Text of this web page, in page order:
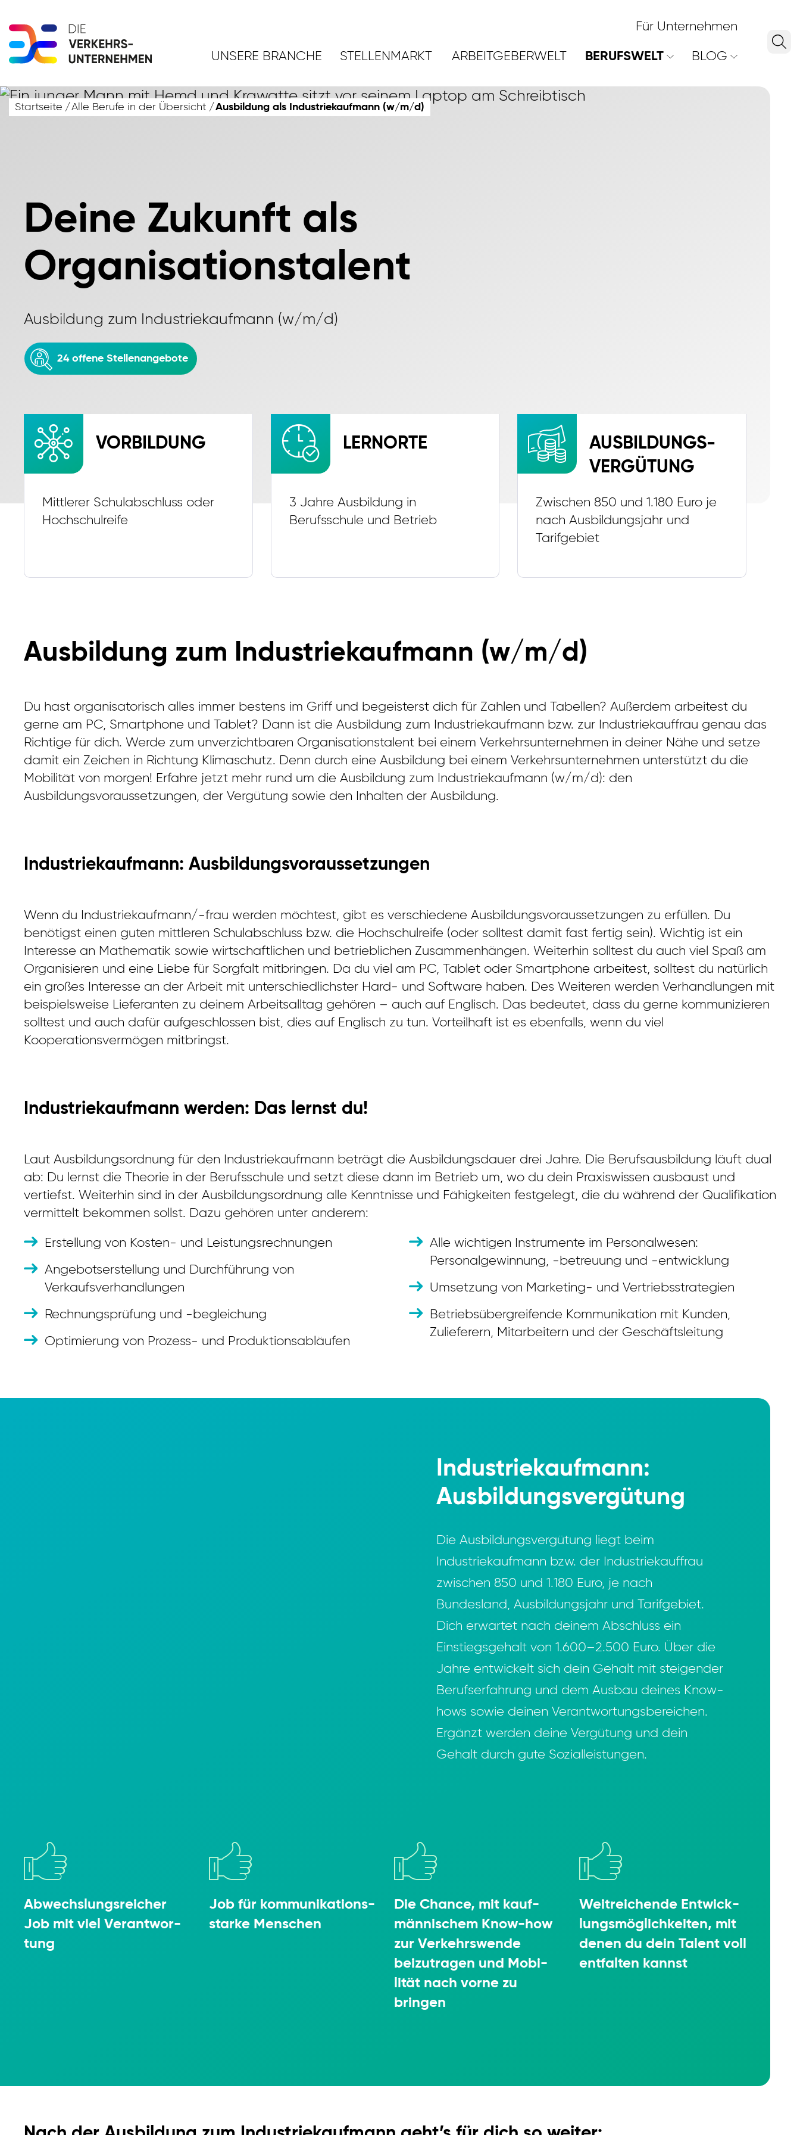
Für Unternehmen
UNSERE BRANCHE STELLENMARKT ARBEITGEBERWELT BERUFSWELT BLOG
Deine Zukunft als
Organisationstalent
Ausbildung zum Industriekaufmann (w/m/d)
24 offene Stellenangebote
VORBILDUNG
Mittlerer Schulabschluss oder
Hochschulreife
LERNORTE
3 Jahre Ausbildung in
Berufsschule und Betrieb
AUSBILDUNGS-
VERGÜTUNG
Zwischen 850 und 1.180 Euro je
nach Ausbildungsjahr und
Tarifgebiet
Startseite Alle Berufe in der Übersicht Ausbildung als Industriekaufmann (w/m/d)
Ausbildung zum Industriekaufmann (w/m/d)
Du hast organisatorisch alles immer bestens im Griff und begeisterst dich für Zahlen und Tabellen? Außerdem arbeitest du
gerne am PC, Smartphone und Tablet? Dann ist die Ausbildung zum Industriekaufmann bzw. zur Industriekauffrau genau das
Richtige für dich. Werde zum unverzichtbaren Organisationstalent bei einem Verkehrsunternehmen in deiner Nähe und setze
damit ein Zeichen in Richtung Klimaschutz. Denn durch eine Ausbildung bei einem Verkehrsunternehmen unterstützt du die
Mobilität von morgen! Erfahre jetzt mehr rund um die Ausbildung zum Industriekaufmann (w/m/d): den
Ausbildungsvoraussetzungen, der Vergütung sowie den Inhalten der Ausbildung.
Industriekaufmann: Ausbildungsvoraussetzungen
Wenn du Industriekaufmann/-frau werden möchtest, gibt es verschiedene Ausbildungsvoraussetzungen zu erfüllen. Du
benötigst einen guten mittleren Schulabschluss bzw. die Hochschulreife (oder solltest damit fast fertig sein). Wichtig ist ein
Interesse an Mathematik sowie wirtschaftlichen und betrieblichen Zusammenhängen. Weiterhin solltest du auch viel Spaß am
Organisieren und eine Liebe für Sorgfalt mitbringen. Da du viel am PC, Tablet oder Smartphone arbeitest, solltest du natürlich
ein großes Interesse an der Arbeit mit unterschiedlichster Hard- und Software haben. Des Weiteren werden Verhandlungen mit
beispielsweise Lieferanten zu deinem Arbeitsalltag gehören – auch auf Englisch. Das bedeutet, dass du gerne kommunizieren
solltest und auch dafür aufgeschlossen bist, dies auf Englisch zu tun. Vorteilhaft ist es ebenfalls, wenn du viel
Kooperationsvermögen mitbringst.
Industriekaufmann werden: Das lernst du!
Laut Ausbildungsordnung für den Industriekaufmann beträgt die Ausbildungsdauer drei Jahre. Die Berufsausbildung läuft dual
ab: Du lernst die Theorie in der Berufsschule und setzt diese dann im Betrieb um, wo du dein Praxiswissen ausbaust und
vertiefst. Weiterhin sind in der Ausbildungsordnung alle Kenntnisse und Fähigkeiten festgelegt, die du während der Qualifikation
vermittelt bekommen sollst. Dazu gehören unter anderem:
Erstellung von Kosten- und Leistungsrechnungen
Angebotserstellung und Durchführung von
Verkaufsverhandlungen
Rechnungsprüfung und -begleichung
Optimierung von Prozess- und Produktionsabläufen
Alle wichtigen Instrumente im Personalwesen:
Personalgewinnung, -betreuung und -entwicklung
Umsetzung von Marketing- und Vertriebsstrategien
Betriebsübergreifende Kommunikation mit Kunden,
Zulieferern, Mitarbeitern und der Geschäftsleitung
Industriekaufmann:
Ausbildungsvergütung
Die Ausbildungsvergütung liegt beim
Industriekaufmann bzw. der Industriekauffrau
zwischen 850 und 1.180 Euro, je nach
Bundesland, Ausbildungsjahr und Tarifgebiet.
Dich erwartet nach deinem Abschluss ein
Einstiegsgehalt von 1.600–2.500 Euro. Über die
Jahre entwickelt sich dein Gehalt mit steigender
Berufserfahrung und dem Ausbau deines Know-
hows sowie deinen Verantwortungsbereichen.
Ergänzt werden deine Vergütung und dein
Gehalt durch gute Sozialleistungen.
Abwechs­lungs­rei­cher
Job mit viel Verant­wor­
tung
Job für kommu­ni­ka­ti­ons­
starke Menschen
Die Chance, mit kauf­
män­ni­schem Know-how
zur Verkehrs­wende
beizu­tragen und Mobi­
lität nach vorne zu
bringen
Weit­rei­chende Entwick­
lungs­mög­lich­keiten, mit
denen du dein Talent voll
entfalten kannst